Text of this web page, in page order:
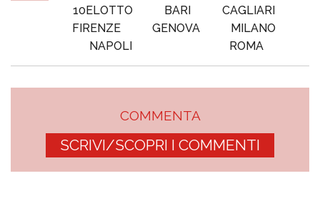
10ELOTTO
BARI
CAGLIARI
FIRENZE
GENOVA
MILANO
NAPOLI
ROMA
COMMENTA
SCRIVI/SCOPRI I COMMENTI